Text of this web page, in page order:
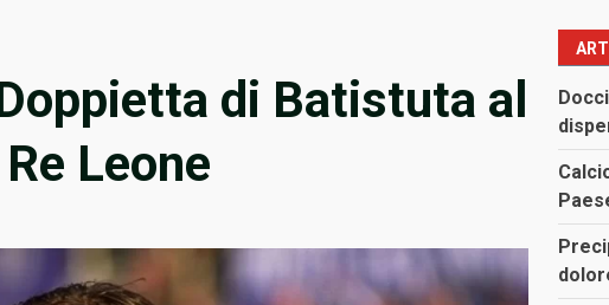
di Batistuta al
Leone